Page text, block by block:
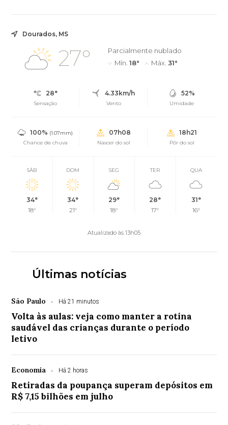
Dourados, MS
27°
Parcialmente nublado
Mín. 18° Máx. 31°
28°
Sensação
4.33km/h
Vento
52%
Umidade
100% (1.07mm)
Chance de chuva
07h08
Nascer do sol
18h21
Pôr do sol
SÁB
34°
18°
DOM
34°
21°
SEG
29°
18°
TER
28°
17°
QUA
31°
16°
Atualizado às 13h05
Últimas notícias
São Paulo Há 21 minutos
Volta às aulas: veja como manter a rotina
saudável das crianças durante o período
letivo
Economia Há 2 horas
Retiradas da poupança superam depósitos em
R$ 7,15 bilhões em julho